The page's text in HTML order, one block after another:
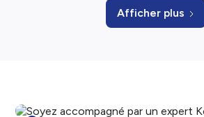
Afficher plus